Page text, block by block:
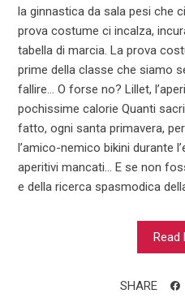
la ginnastica da sala pesi che
prova costume ci incalza,
tabella di marcia. La prova
prime della classe che siamo
fallire... O forse no? Lillet,
pochissime calorie Quanti
fatto, ogni santa primavera,
l’amico-nemico bikini durante
aperitivi mancati... E se non
e della ricerca spasmodica
Read
SHARE